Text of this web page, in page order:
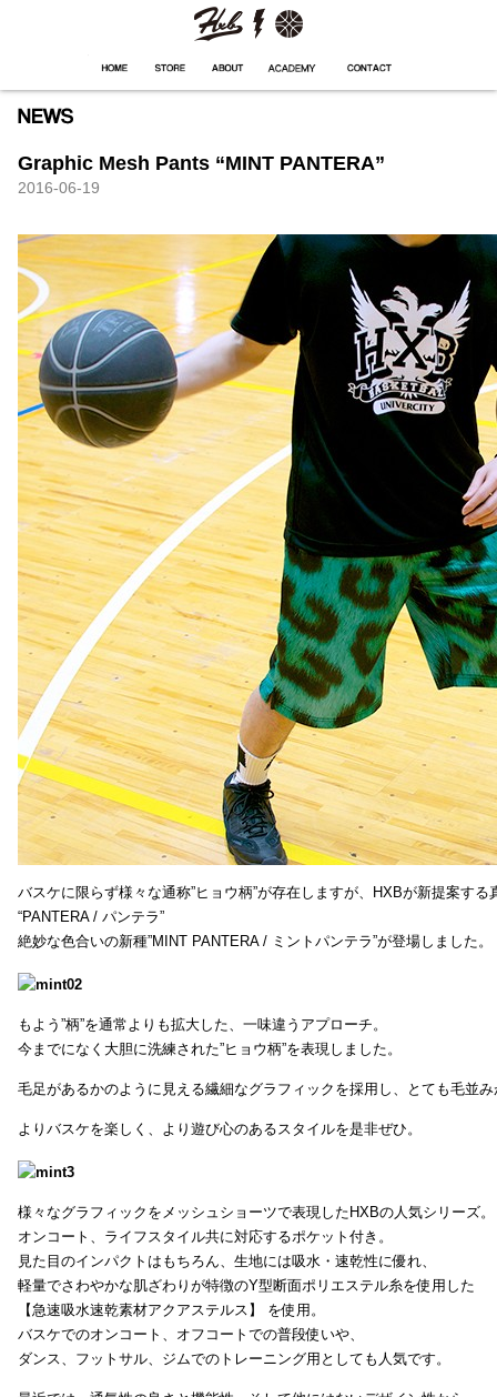
Graphic Mesh Pants “MINT PANTERA”
2016-06-19
バスケに限らず様々な通称”ヒョウ柄”が存在しますが、HXBが新提案する
“PANTERA / パンテラ”
絶妙な色合いの新種”MINT PANTERA / ミントパンテラ”が登場しました。
もよう”柄”を通常よりも拡大した、一味違うアプローチ。
今までになく大胆に洗練された”ヒョウ柄”を表現しました。
毛足があるかのように見える繊細なグラフィックを採用し、とても毛並
よりバスケを楽しく、より遊び心のあるスタイルを是非ぜひ。
様々なグラフィックをメッシュショーツで表現したHXBの人気シリーズ。
オンコート、ライフスタイル共に対応するポケット付き。
見た目のインパクトはもちろん、生地には吸水・速乾性に優れ、
軽量でさわやかな肌ざわりが特徴のY型断面ポリエステル糸を使用した
【急速吸水速乾素材アクアステルス】 を使用。
バスケでのオンコート、オフコートでの普段使いや、
ダンス、フットサル、ジムでのトレーニング用としても人気です。